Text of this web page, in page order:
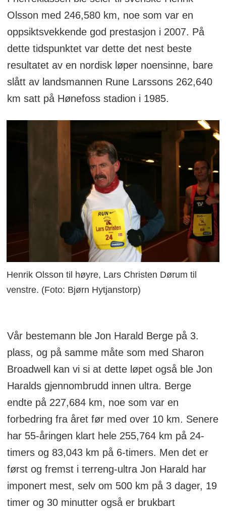
Olsson med 246,580 km, noe som var en
oppsiktsvekkende god prestasjon i 2007. På
dette tidspunktet var dette det nest beste
resultatet av en nordisk løper noensinne, bare
slått av landsmannen Rune Larssons 262,640
km satt på Hønefoss stadion i 1985.
Henrik Olsson til høyre, Lars Christen Dørum til
venstre. (Foto: Bjørn Hytjanstorp)
Vår bestemann ble Jon Harald Berge på 3.
plass, og på samme måte som med Sharon
Broadwell kan vi si at dette løpet også ble Jon
Haralds gjennombrudd innen ultra. Berge
endte på 227,684 km, noe som var en
forbedring fra året før med over 10 km. Senere
har 55-åringen klart hele 255,764 km på 24-
timers og 83,043 km på 6-timers. Men det er
først og fremst i terreng-ultra Jon Harald har
imponert mest, selv om 500 km på 3 dager, 19
timer og 30 minutter også er brukbart